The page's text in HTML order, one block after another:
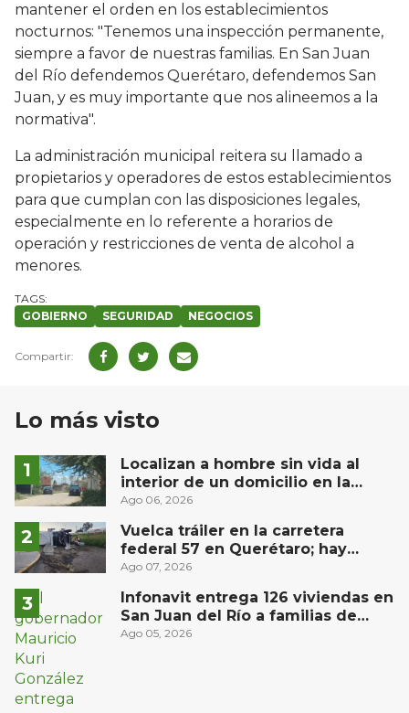
mantener el orden en los establecimientos
nocturnos: "Tenemos una inspección permanente,
siempre a favor de nuestras familias. En San Juan
del Río defendemos Querétaro, defendemos San
Juan, y es muy importante que nos alineemos a la
normativa".
La administración municipal reitera su llamado a
propietarios y operadores de estos establecimientos
para que cumplan con las disposiciones legales,
especialmente en lo referente a horarios de
operación y restricciones de venta de alcohol a
menores.
GOBIERNO SEGURIDAD NEGOCIOS
Lo más visto
Localizan a hombre sin vida al
interior de un domicilio en la
comunidad El Rodeo, San Juan del
Ago 06, 2026
Vuelca tráiler en la carretera
federal 57 en Querétaro; hay
derrame de combustible
Ago 07, 2026
Infonavit entrega 126 viviendas en
San Juan del Río a familias de
bajos ingresos
Ago 05, 2026